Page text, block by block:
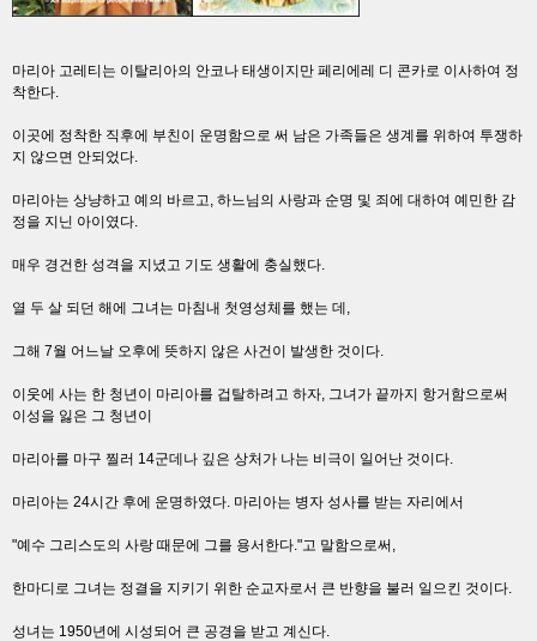
마리아 고레티는 이탈리아의 안코나 태생이지만 페리에레 디 콘카로 이사하여 정
착한다.
이곳에 정착한 직후에 부친이 운명함으로 써 남은 가족들은 생계를 위하여 투쟁하
지 않으면 안되었다.
마리아는 상냥하고 예의 바르고, 하느님의 사랑과 순명 및 죄에 대하여 예민한 감
정을 지닌 아이였다.
매우 경건한 성격을 지녔고 기도 생활에 충실했다.
열 두 살 되던 해에 그녀는 마침내 첫영성체를 했는 데,
그해 7월 어느날 오후에 뜻하지 않은 사건이 발생한 것이다.
이웃에 사는 한 청년이 마리아를 겁탈하려고 하자, 그녀가 끝까지 항거함으로써
이성을 잃은 그 청년이
마리아를 마구 찔러 14군데나 깊은 상처가 나는 비극이 일어난 것이다.
마리아는 24시간 후에 운명하였다. 마리아는 병자 성사를 받는 자리에서
"예수 그리스도의 사랑 때문에 그를 용서한다."고 말함으로써,
한마디로 그녀는 정결을 지키기 위한 순교자로서 큰 반향을 불러 일으킨 것이다.
성녀는 1950년에 시성되어 큰 공경을 받고 계신다.